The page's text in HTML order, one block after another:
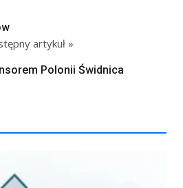
artykuł »
Polonii Świdnica